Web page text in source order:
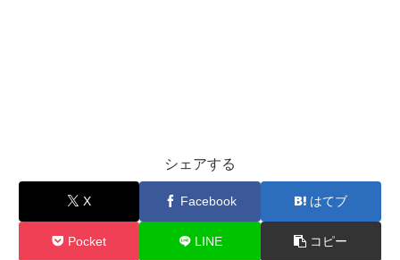
シェアする
X Facebook はてブ
Pocket LINE コピー